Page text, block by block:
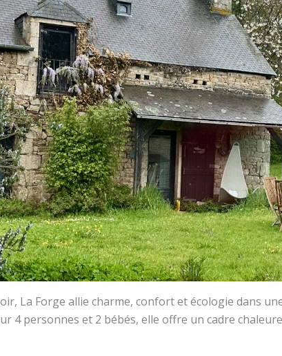
La Forge allie charme, confort et écologie dans
4 personnes et 2 bébés, elle offre un cadre